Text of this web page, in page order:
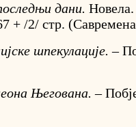
дани.
+ /2/ стр.
шпекулације. –
Његована. –